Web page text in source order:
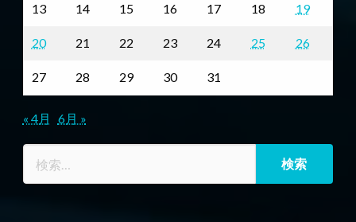
13 14 15 16 17 18 19
20 21 22 23 24 25 26
27 28 29 30 31
« 4月 6月 »